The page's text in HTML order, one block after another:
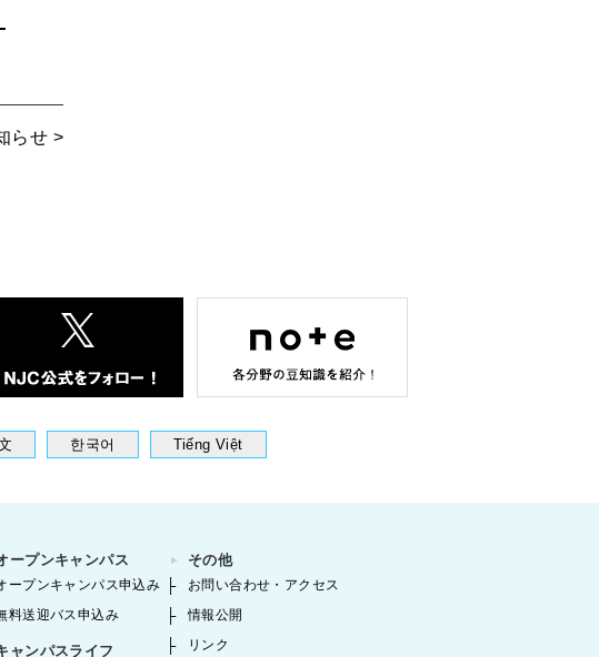
らせ >
한국어 Tiếng Việt
ープンキャンパス
ープンキャンパス申込み
料送迎バス申込み
ャンパスライフ
その他
お問い合わせ・アクセス
情報公開
リンク